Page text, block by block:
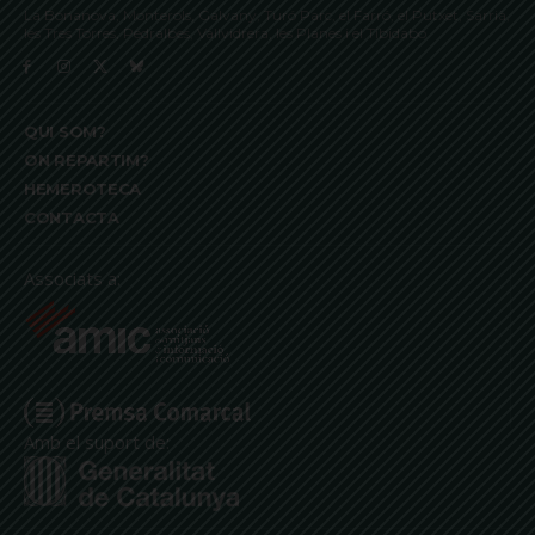
La Bonanova, Monterols, Galvany, Turó Parc, el Farró, el Putxet, Sarrià,
les Tres Torres, Pedralbes, Vallvidrera, les Planes i el Tibidabo
QUI SOM?
ON REPARTIM?
HEMEROTECA
CONTACTA
Associats a:
Amb el suport de: